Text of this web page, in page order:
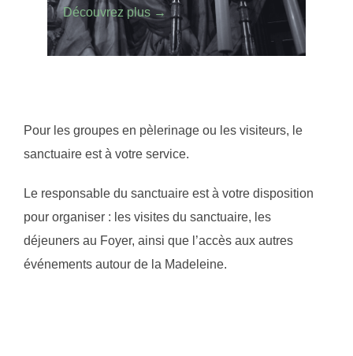
Découvrez plus→
Pour les groupes en pèlerinage ou les visiteurs, le
sanctuaire est à votre service.
Le responsable du sanctuaire est à votre disposition
pour organiser : les visites du sanctuaire, les
déjeuners au Foyer, ainsi que l’accès aux autres
événements autour de la Madeleine.